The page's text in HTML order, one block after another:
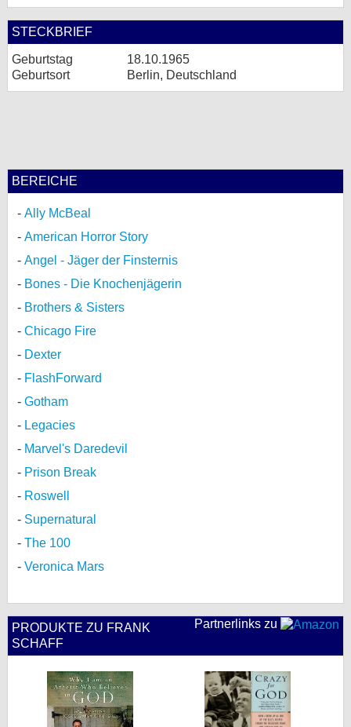
STECKBRIEF
Geburtstag
18.10.1965
Geburtsort
Berlin, Deutschland
BEREICHE
Ally McBeal
American Horror Story
Angel - Jäger der Finsternis
Bones - Die Knochenjägerin
Brothers & Sisters
Chicago Fire
Dexter
FlashForward
Gotham
Legacies
Marvel's Daredevil
Prison Break
Roswell
Supernatural
The 100
Veronica Mars
Partnerlinks zu
PRODUKTE ZU FRANK
SCHAFF